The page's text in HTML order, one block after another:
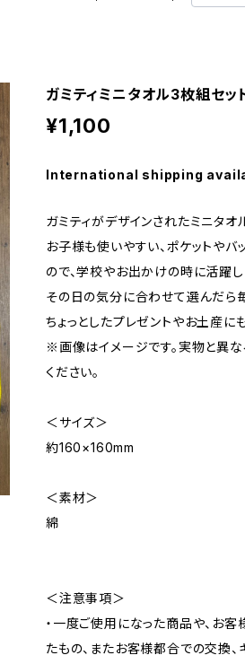
ガミティミニタオル3枚組セッ
¥1,100
International shipping
ガミティがデザインされたミニタオ
お子様も使いやすい、ポケットや
ので、学校やお出かけの時に活躍し
その日の気分に合わせて選んだら
ちょっとしたプレゼントやお土産に
※画像はイメージです。実物と異
ください。
＜サイズ＞
約160×160mm
＜素材＞
綿
＜注意事項＞
・一度ご使用になった商品や、お
たもの、またお客様都合での交換